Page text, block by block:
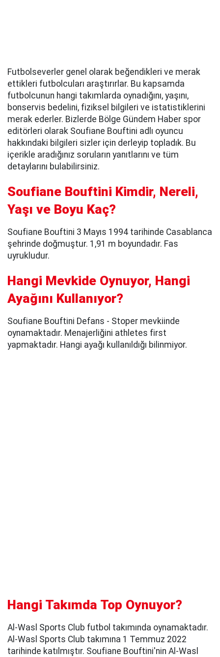
Futbolseverler genel olarak beğendikleri ve merak
ettikleri futbolcuları araştırırlar. Bu kapsamda
futbolcunun hangi takımlarda oynadığını, yaşını,
bonservis bedelini, fiziksel bilgileri ve istatistiklerini
merak ederler. Bizlerde Bölge Gündem Haber spor
editörleri olarak Soufiane Bouftini adlı oyuncu
hakkındaki bilgileri sizler için derleyip topladık. Bu
içerikle aradığınız soruların yanıtlarını ve tüm
detaylarını bulabilirsiniz.
Soufiane Bouftini Kimdir, Nereli,
Yaşı ve Boyu Kaç?
Soufiane Bouftini 3 Mayıs 1994 tarihinde Casablanca
şehrinde doğmuştur. 1,91 m boyundadır. Fas
uyrukludur.
Hangi Mevkide Oynuyor, Hangi
Ayağını Kullanıyor?
Soufiane Bouftini Defans - Stoper mevkiinde
oynamaktadır. Menajerliğini athletes first
yapmaktadır. Hangi ayağı kullanıldığı bilinmiyor.
Hangi Takımda Top Oynuyor?
Al-Wasl Sports Club futbol takımında oynamaktadır.
Al-Wasl Sports Club takımına 1 Temmuz 2022
tarihinde katılmıştır. Soufiane Bouftini'nin Al-Wasl